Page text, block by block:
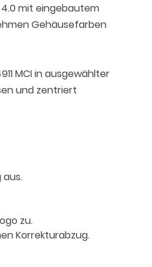
mit eingebautem
Gehäusefarben
MCI in ausgewählter
und zentriert
aus.
zu.
Korrekturabzug.